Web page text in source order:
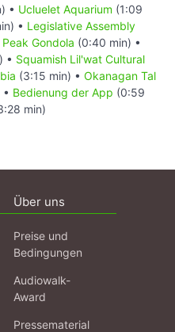
• Ucluelet Aquarium (1:09
• Legislative Assembly
Gondola (0:40 min) •
• Squamish Lil'wat Cultural
(3:15 min) • Okanagan Tal
Bedienung der App (0:59
min)
Über uns
Preise und
Bedingungen
Audiowalk-
Award
Pressematerial